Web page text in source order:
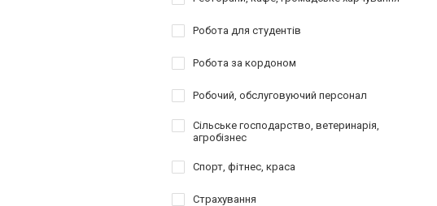
Робота для студентів
Робота за кордоном
Робочий, обслуговуючий персонал
Сільське господарство, ветеринарія,
агробізнес
Спорт, фітнес, краса
Страхування